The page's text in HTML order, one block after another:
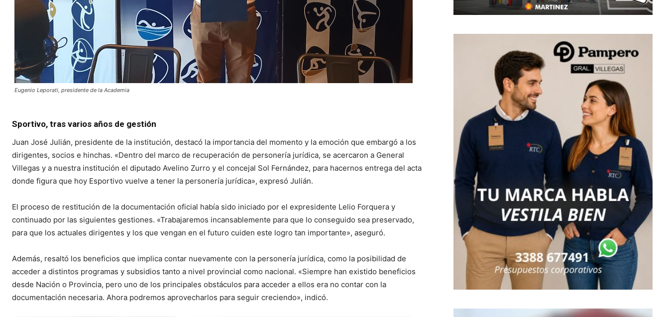
Eugenio Leporati, presidente de la Academia
Sportivo, tras varios años de gestión
Juan José Julián, presidente de la institución, destacó la importancia del momento y la emoción que embargó a los
dirigentes, socios e hinchas. «Dentro del marco de recuperación de personería jurídica, se acercaron a General
Villegas y a nuestra institución el diputado Avelino Zurro y el concejal Sol Fernández, para hacernos entrega del acta
donde figura que hoy Esportivo vuelve a tener la personería jurídica», expresó Julián.
El proceso de restitución de la documentación oficial había sido iniciado por el expresidente Lelio Forquera y
continuado por las siguientes gestiones. «Trabajaremos incansablemente para que lo conseguido sea preservado,
para que los actuales dirigentes y los que vengan en el futuro cuiden este logro tan importante», aseguró.
Además, resaltó los beneficios que implica contar nuevamente con la personería jurídica, como la posibilidad de
acceder a distintos programas y subsidios tanto a nivel provincial como nacional. «Siempre han existido beneficios
desde Nación o Provincia, pero uno de los principales obstáculos para acceder a ellos era no contar con la
documentación necesaria. Ahora podremos aprovecharlos para seguir creciendo», indicó.